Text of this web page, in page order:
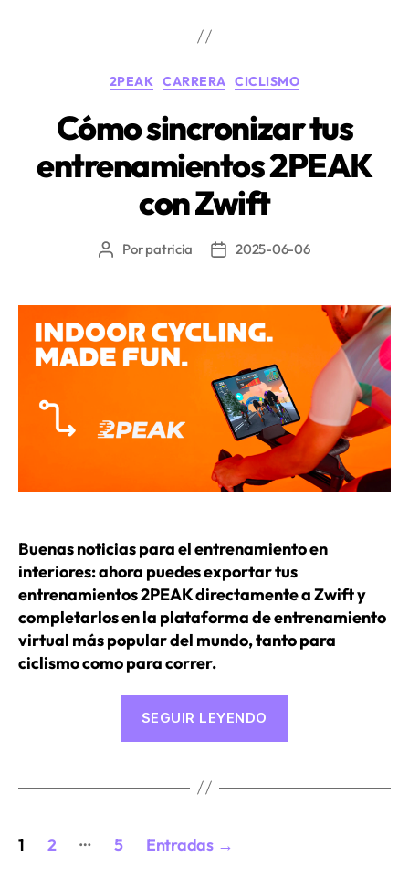
tus
de
entrenamiento
en
calor,
Categorías
2PEAK CARRERA CICLISMO
Cómo sincronizar tus
entrenamientos 2PEAK
con Zwift
Autor
entrada
Porpatricia
Fecha
entrada
2025-06-06
Buenas noticias para el entrenamiento en
interiores: ahora puedes exportar tus
entrenamientos 2PEAK directamente a Zwift y
completarlos en la plataforma de entrenamiento
virtual más popular del mundo, tanto para
ciclismo como para correr.
SEGUIR LEYENDO
Posts
1 2 … 5 Entradas →